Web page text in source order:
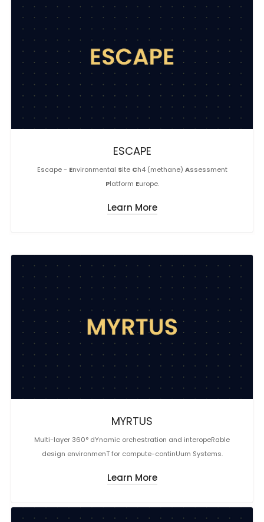
ESCAPE
Escape - Environmental Site Ch4 (methane) Assessment
Platform Europe.
Learn More
MYRTUS
Multi-layer 360° dYnamic orchestration and interopeRable
design environmenT for compute-continUum Systems.
Learn More